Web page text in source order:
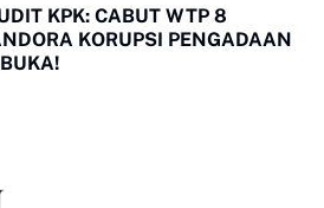
KPK: CABUT WTP 8
KORUPSI PENGADAAN